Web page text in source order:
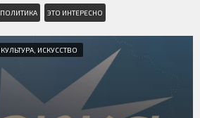
ПОЛИТИКА ЭТО ИНТЕРЕСНО
КУЛЬТУРА, ИСКУССТВО